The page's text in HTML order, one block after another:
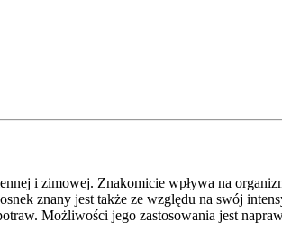
i zimowej. Znakomicie wpływa na
znany jest także ze względu na swój
Możliwości jego zastosowania jest